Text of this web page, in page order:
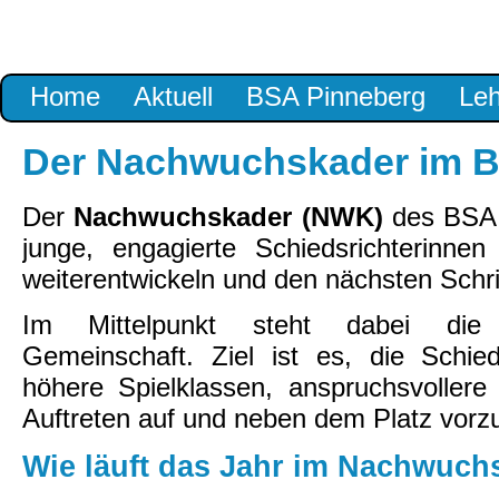
Navigation
überspringen
Home Aktuell BSA Pinneberg
Der Nachwuchskader im
Der Nachwuchskader (NWK) des
junge, engagierte
weiterentwickeln und den nächsten
Im Mittelpunkt steht dabei die
Gemeinschaft. Ziel ist es, die
höhere Spielklassen,
Auftreten auf und neben dem Platz
Wie läuft das Jahr im